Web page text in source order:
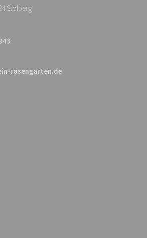
Stolberg
rosengarten.de